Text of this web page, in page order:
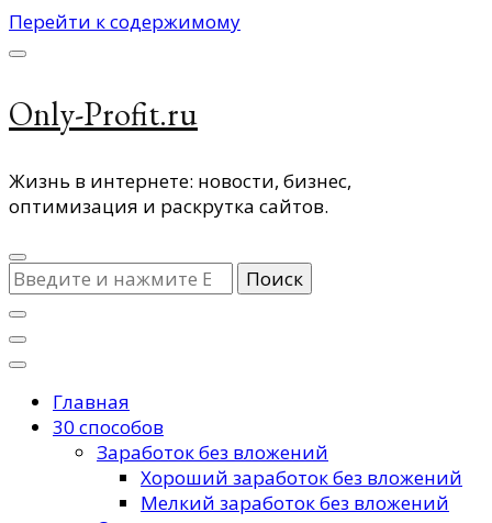
Перейти к содержимому
Only-Profit.ru
Жизнь в интернете: новости, бизнес,
оптимизация и раскрутка сайтов.
Ищите
что-
то?
Главная
30 способов
Заработок без вложений
Хороший заработок без вложений
Мелкий заработок без вложений